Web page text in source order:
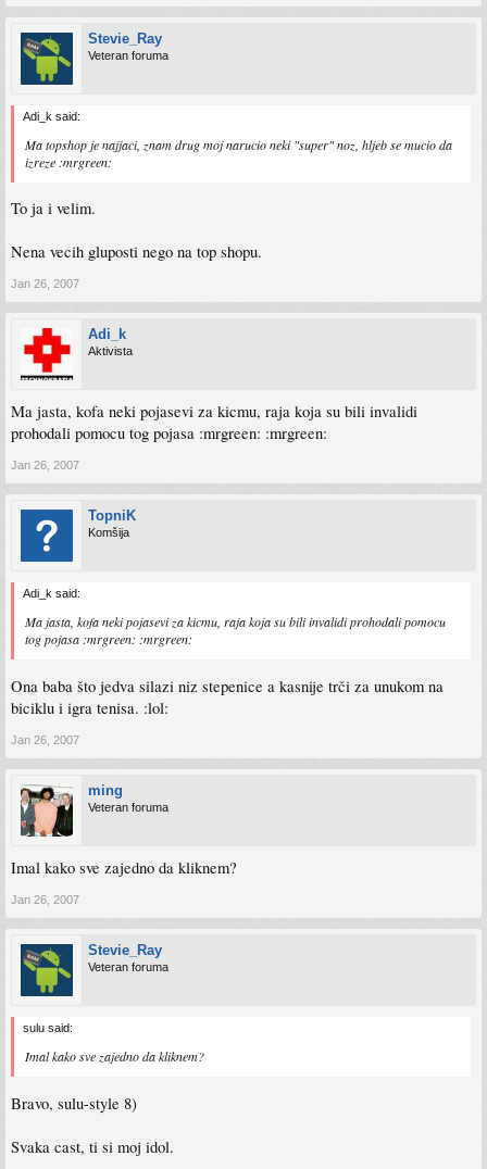
Stevie_Ray
Veteran foruma
Adi_k said:
Ma topshop je najjaci, znam drug moj narucio neki "super" noz, hljeb se mucio da
izreze :mrgreen:
To ja i velim.
Nena vecih gluposti nego na top shopu.
Jan 26, 2007
Adi_k
Aktivista
Ma jasta, kofa neki pojasevi za kicmu, raja koja su bili invalidi
prohodali pomocu tog pojasa :mrgreen: :mrgreen:
Jan 26, 2007
TopniK
Komšija
Adi_k said:
Ma jasta, kofa neki pojasevi za kicmu, raja koja su bili invalidi prohodali pomocu
tog pojasa :mrgreen: :mrgreen:
Ona baba što jedva silazi niz stepenice a kasnije trči za unukom na
biciklu i igra tenisa. :lol:
Jan 26, 2007
ming
Veteran foruma
Imal kako sve zajedno da kliknem?
Jan 26, 2007
Stevie_Ray
Veteran foruma
sulu said:
Imal kako sve zajedno da kliknem?
Bravo, sulu-style 8)
Svaka cast, ti si moj idol.